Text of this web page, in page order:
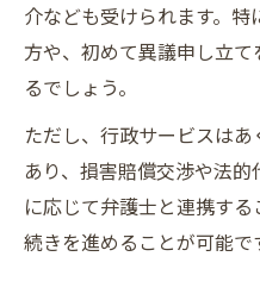
介なども受けられます。
方や、初めて異議申し立
るでしょう。
ただし、行政サービスは
あり、損害賠償交渉や法
に応じて弁護士と連携す
続きを進めることが可能で